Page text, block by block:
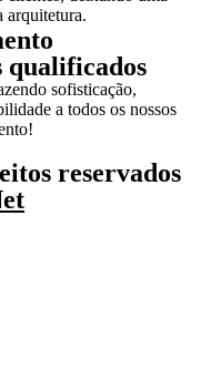
arquitetura.
qualificados
sofisticação,
a todos os nossos
reservados